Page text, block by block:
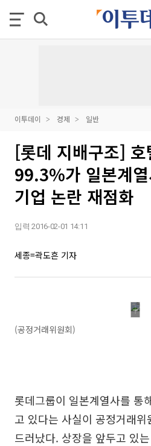
이투데이 경제 일반
[롯데 지배구조]
99.3%가 일본계
기업 논란 재점화
입력 2016-02-01 14:11
세종=곽도흔 기자
(공정거래위원회)
롯데그룹이 일본계열사를 통
고 있다는 사실이 공정거래
드러났다. 상장을 앞두고 있